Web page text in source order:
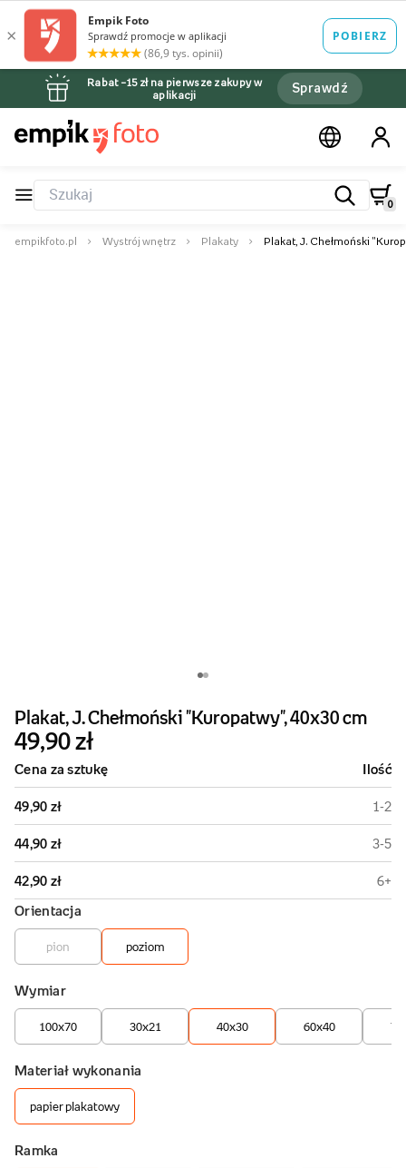
Rabat –15 zł na pierwsze zakupy w
aplikacji
Sprawdź
0
empikfoto.pl Wystrój wnętrz Plakaty Plakat, J. Chełmoński